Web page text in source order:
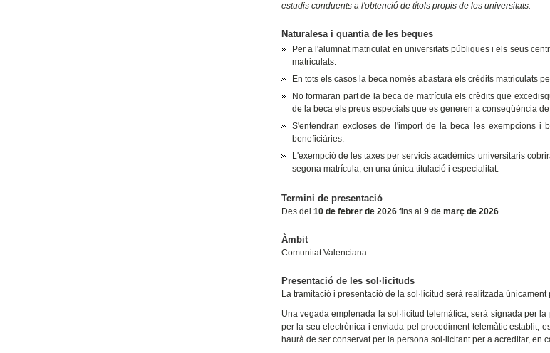
estudis conduents a l'obtenció de títols propis de les universitats.
Naturalesa i quantia de les beques
Per a l'alumnat matriculat en universitats públiques i els seus
matriculats.
En tots els casos la beca només abastarà els crèdits matriculats
No formaran part de la beca de matrícula els crèdits que
de la beca els preus especials que es generen a conseqüència
S'entendran excloses de l'import de la beca les exempcions i
beneficiàries.
L'exempció de les taxes per servicis acadèmics universitaris
segona matrícula, en una única titulació i especialitat.
Termini de presentació
Des del 10 de febrer de 2026fins al 9 de març de 2026.
Àmbit
Comunitat Valenciana
Presentació de les sol·licituds
La tramitació i presentació de la sol·licitud serà realitzada
Una vegada emplenada la sol·licitud telemàtica, serà signada per
per la seu electrònica i enviada pel procediment telemàtic establit;
haurà de ser conservat per la persona sol·licitant per a acreditar,